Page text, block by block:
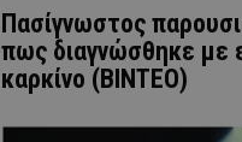
Πασίγνωστος
πως διαγνώσθηκε με
καρκίνο (ΒΙΝΤΕΟ)